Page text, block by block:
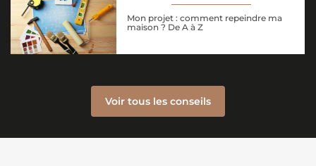
Mon projet : comment repeindre ma
maison ? De A à Z
Voir tous les conseils